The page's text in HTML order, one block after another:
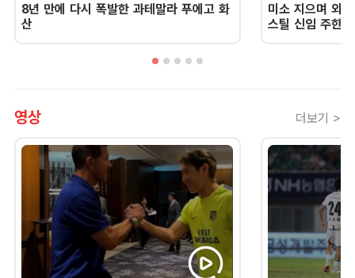
8년 만에 다시 폭발한 과테말라 푸에고 화
산
미소 지으며 외
스틸 신임 주한
영상 더보기 >